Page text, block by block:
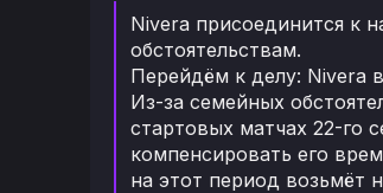
Nivera присоединится к
обстоятельствам.
Перейдём к делу: Nivera
Из-за семейных
стартовых матчах 22-го
компенсировать его
на этот период возьмёт